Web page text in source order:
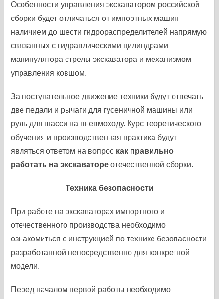
Особенности управления экскаватором российской
сборки будет отличаться от импортных машин
наличием до шести гидрораспределителей напрямую
связанных с гидравлическими цилиндрами
манипулятора стрелы экскаватора и механизмом
управления ковшом.
За поступательное движение техники будут отвечать
две педали и рычаги для гусеничной машины или
руль для шасси на пневмоходу. Курс теоретического
обучения и производственная практика будут
являться ответом на вопрос как правильно
работать на экскаваторе отечественной сборки.
Техника безопасности
При работе на экскаваторах импортного и
отечественного производства необходимо
ознакомиться с инструкцией по технике безопасности
разработанной непосредственно для конкретной
модели.
Перед началом первой работы необходимо